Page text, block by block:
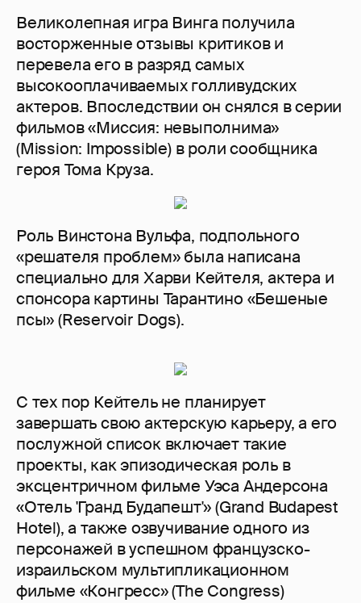
Великолепная игра Винга получила
восторженные отзывы критиков и
перевела его в разряд самых
высокооплачиваемых голливудских
актеров. Впоследствии он снялся в серии
фильмов «Миссия: невыполнима»
(Mission: Impossible) в роли сообщника
героя Тома Круза.
Роль Винстона Вульфа, подпольного
«решателя проблем» была написана
специально для Харви Кейтеля, актера и
спонсора картины Тарантино «Бешеные
псы» (Reservoir Dogs).
С тех пор Кейтель не планирует
завершать свою актерскую карьеру, а его
послужной список включает такие
проекты, как эпизодическая роль в
эксцентричном фильме Уэса Андерсона
«Отель 'Гранд Будапешт'» (Grand Budapest
Hotel), а также озвучивание одного из
персонажей в успешном французско-
израильском мультипликационном
фильме «Конгресс» (The Congress)